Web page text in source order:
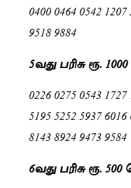
0400 0464 0542
9518 9884
5வது பரிசு ரூ.
0226 0275 0543
5195 5252 5937
8143 8924 9473 9584
6வது பரிசு ரூ.